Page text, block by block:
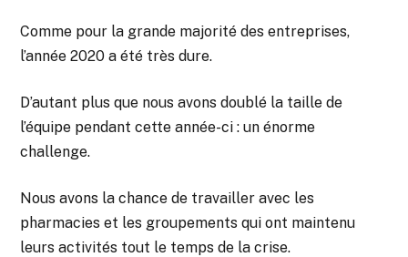
Comme pour la grande majorité des entreprises,
l’année 2020 a été très dure.
D’autant plus que nous avons doublé la taille de
l’équipe pendant cette année-ci : un énorme
challenge.
Nous avons la chance de travailler avec les
pharmacies et les groupements qui ont maintenu
leurs activités tout le temps de la crise.